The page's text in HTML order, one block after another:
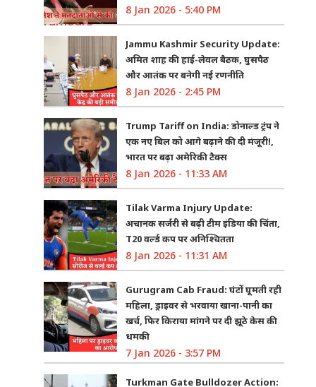
8 Jan 2026 - 5:40 PM
Jammu Kashmir Security Update:
अमित शाह की हाई-लेवल बैठक, घुसपैठ
और आतंक पर बनेगी नई रणनीति
8 Jan 2026 - 2:45 PM
Trump Tariff on India: डोनाल्ड ट्रंप ने
एक नए बिल को आगे बढ़ाने की दी मंजूरी!,
भारत पर बढ़ा अमेरिकी टैक्स
8 Jan 2026 - 11:33 AM
Tilak Varma Injury Update:
अचानक सर्जरी से बढ़ी टीम इंडिया की चिंता,
T20 वर्ल्ड कप पर अनिश्चितता
8 Jan 2026 - 11:31 AM
Gurugram Cab Fraud: घंटों घूमती रही
महिला, ड्राइवर से भरवाया खाना-पानी का
खर्च, फिर किराया मांगने पर दी झूठे केस की
धमकी
7 Jan 2026 - 3:57 PM
Turkman Gate Bulldozer Action: